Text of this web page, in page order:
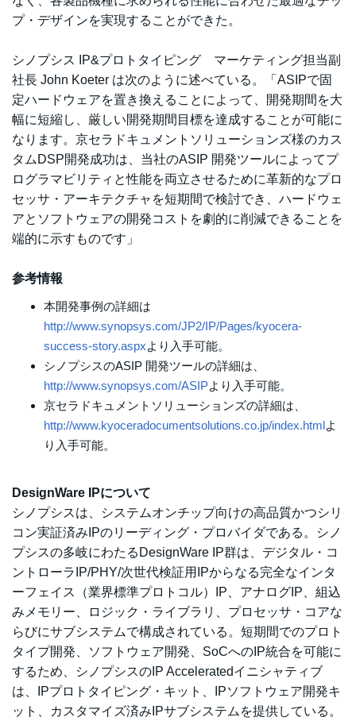
プ・デザインを実現することができた。
シノプシス IP&プロトタイピング マーケティング担当副
社長 John Koeter は次のように述べている。「ASIPで固
定ハードウェアを置き換えることによって、開発期間を大
幅に短縮し、厳しい開発期間目標を達成することが可能に
なります。京セラドキュメントソリューションズ様のカス
タムDSP開発成功は、当社のASIP 開発ツールによってプ
ログラマビリティと性能を両立させるために革新的なプロ
セッサ・アーキテクチャを短期間で検討でき、ハードウェ
アとソフトウェアの開発コストを劇的に削減できることを
端的に示すものです」
参考情報
本開発事例の詳細は
http://www.synopsys.com/JP2/IP/Pages/kyocera-
success-story.aspxより入手可能。
シノプシスのASIP 開発ツールの詳細は、
http://www.synopsys.com/ASIPより入手可能。
京セラドキュメントソリューションズの詳細は、
http://www.kyoceradocumentsolutions.co.jp/index.htmlよ
り入手可能。
DesignWare IPについて
シノプシスは、システムオンチップ向けの高品質かつシリ
コン実証済みIPのリーディング・プロバイダである。シノ
プシスの多岐にわたるDesignWare IP群は、デジタル・コ
ントローラIP/PHY/次世代検証用IPからなる完全なインタ
ーフェイス（業界標準プロトコル）IP、アナログIP、組込
みメモリー、ロジック・ライブラリ、プロセッサ・コアな
らびにサブシステムで構成されている。短期間でのプロト
タイプ開発、ソフトウェア開発、SoCへのIP統合を可能に
するため、シノプシスのIP Acceleratedイニシャティブ
は、IPプロトタイピング・キット、IPソフトウェア開発キ
ット、カスタマイズ済みIPサブシステムを提供している。